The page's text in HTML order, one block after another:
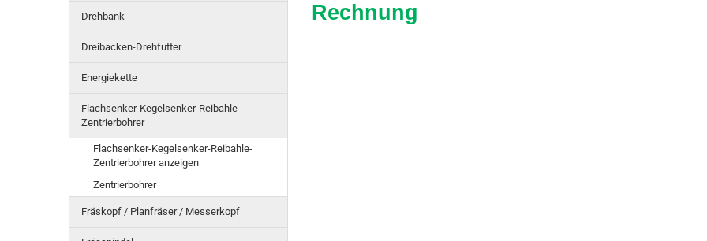
Rechnung
Drehbank
Dreibacken-Drehfutter
Energiekette
Flachsenker-Kegelsenker-Reibahle-
Zentrierbohrer
Flachsenker-Kegelsenker-Reibahle-
Zentrierbohrer anzeigen
Zentrierbohrer
Fräskopf / Planfräser / Messerkopf